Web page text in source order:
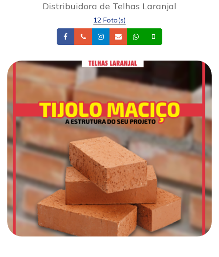
Distribuidora de Telhas Laranjal
12 Foto(s)
FacebookTelefoneInstagram
Email Whatsapp